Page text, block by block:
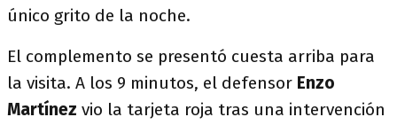
único grito de la noche.
El complemento se presentó cuesta arriba para
la visita. A los 9 minutos, el defensor Enzo
Martínez vio la tarjeta roja tras una intervención